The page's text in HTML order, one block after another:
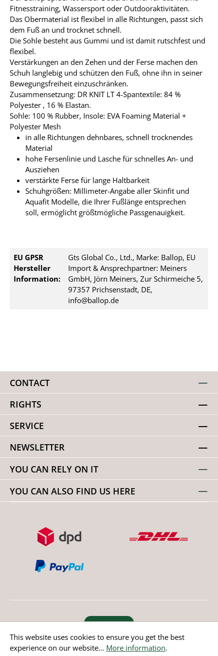
Fitnesstraining, Wassersport oder Outdooraktivitäten.
Das Obermaterial ist flexibel in alle Richtungen, passt sich
dem Fuß an und trocknet schnell.
Die Sohle besteht aus Gummi und ist damit rutschfest und
flexibel.
Verstärkungen an den Zehen und der Ferse machen den
Schuh langlebig und schützen den Fuß, ohne ihn in seiner
Bewegungsfreiheit einzuschränken.
Zusammensetzung: DR KNIT LT 4-Spantextile: 84 %
Polyester , 16 % Elastan.
Sohle: 100 % Rubber, Insole: EVA Foaming Material +
Polyester Mesh
in alle Richtungen dehnbares, schnell trocknendes
Material
hohe Fersenlinie und Lasche für schnelles An- und
Ausziehen
verstärkte Ferse für lange Haltbarkeit
Schuhgrößen: Millimeter-Angabe aller Skinfit und
Aquafit Modelle, die Ihrer Fußlänge entsprechen
soll, ermöglicht größtmögliche Passgenauigkeit.
EU GPSR
Hersteller
Information:
Gts Global Co., Ltd., Marke: Ballop, EU
Import & Ansprechpartner: Meiners
GmbH, Jörn Meiners, Zur Schirmeiche 5,
97357 Prichsenstadt, DE,
info@ballop.de
CONTACT
RIGHTS
SERVICE
NEWSLETTER
YOU CAN RELY ON IT
YOU CAN ALSO FIND US HERE
Revoke order
* All prices incl. value added tax except non EU countries
This website uses cookies to ensure you get the best
experience on our website... More information.